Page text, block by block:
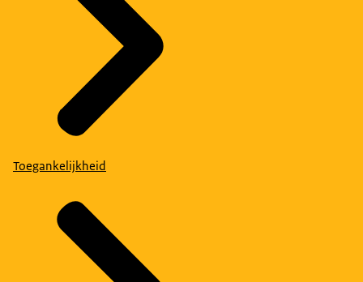
Toegankelijkheid